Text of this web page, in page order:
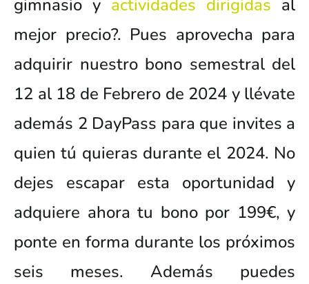
gimnasio y actividades dirigidas al
mejor precio?. Pues aprovecha para
adquirir nuestro bono semestral del
12 al 18 de Febrero de 2024 y llévate
además 2 DayPass para que invites a
quien tú quieras durante el 2024. No
dejes escapar esta oportunidad y
adquiere ahora tu bono por 199€, y
ponte en forma durante los próximos
seis meses. Además puedes